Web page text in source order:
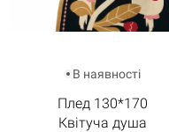
В наявності
Плед 130*170
Квітуча душа